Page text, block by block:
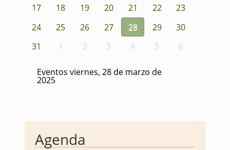
17
18 19 20 21 22
23
24
25 26 27 28 29
30
31
1 2 3 4 5 6
Eventos viernes, 28 de marzo de
2025
Agenda